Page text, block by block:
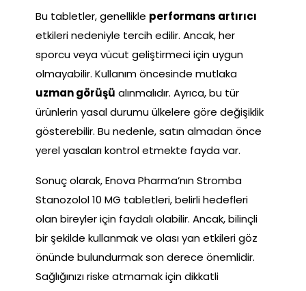
Bu tabletler, genellikle performans artırıcı
etkileri nedeniyle tercih edilir. Ancak, her
sporcu veya vücut geliştirmeci için uygun
olmayabilir. Kullanım öncesinde mutlaka
uzman görüşü alınmalıdır. Ayrıca, bu tür
ürünlerin yasal durumu ülkelere göre değişiklik
gösterebilir. Bu nedenle, satın almadan önce
yerel yasaları kontrol etmekte fayda var.
Sonuç olarak, Enova Pharma’nın Stromba
Stanozolol 10 MG tabletleri, belirli hedefleri
olan bireyler için faydalı olabilir. Ancak, bilinçli
bir şekilde kullanmak ve olası yan etkileri göz
önünde bulundurmak son derece önemlidir.
Sağlığınızı riske atmamak için dikkatli